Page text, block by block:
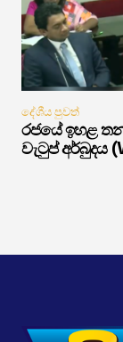
දේශීය පුවත්
රජයේ ඉහළ
වැටුප් අර්බුදය